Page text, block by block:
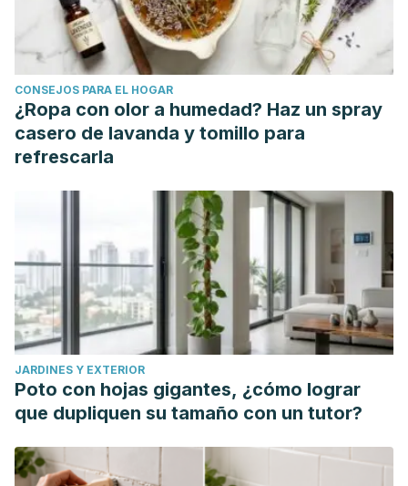
61( 3 ): 48-56.
Headington JT. Cicatricial alopecia. Dermatologic Clinics.
1996 Oct;14(4):773-782. DOI: 10.1016/s0733-
8635(05)70403-4.
Juárez-Rendón K, Rivera Sánchez G, Reyes-López M, et
al. Alopecia areata. Actualidad y perspectivas. Arch Argent
Kontos J. Actualización: Tratamiento de la alopecia
androgenética. Evidencia - Actualización en la Práctica
Ambulatoria. 2008; 11(4): 120-122.
CONSEJOS PARA EL HOGAR
¿Ropa con olor a humedad? Haz un spray
casero de lavanda y tomillo para
refrescarla
JARDINES Y EXTERIOR
Poto con hojas gigantes, ¿cómo lograr
que dupliquen su tamaño con un tutor?